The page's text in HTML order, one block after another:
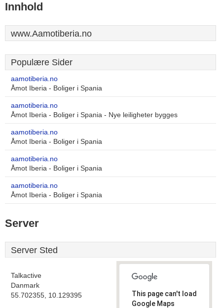
Innhold
www.Aamotiberia.no
Populære Sider
aamotiberia.no
Åmot Iberia - Boliger i Spania
aamotiberia.no
Åmot Iberia - Boliger i Spania - Nye leiligheter bygges
aamotiberia.no
Åmot Iberia - Boliger i Spania
aamotiberia.no
Åmot Iberia - Boliger i Spania
aamotiberia.no
Åmot Iberia - Boliger i Spania
Server
Server Sted
Talkactive
Danmark
55.702355, 10.129395
This page can't load
Google Maps